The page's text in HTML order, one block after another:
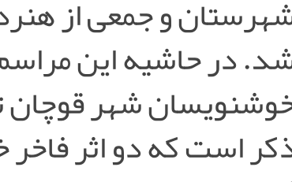
و جمعی از
در حاشیه این
شهر قوچان
است که دو اثر